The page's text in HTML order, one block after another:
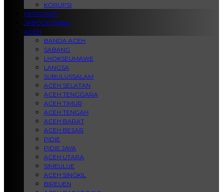
KORUPSI
PERISTIWA
JABODETABEK
ACEH
BANDA ACEH
SABANG
LHOKSEUMAWE
LANGSA
SUBULUSSALAM
ACEH SELATAN
ACEH TENGGARA
ACEH TIMUR
ACEH TENGAH
ACEH BARAT
ACEH BESAR
PIDIE
PIDIE JAYA
ACEH UTARA
SIMEULUE
ACEH SINGKIL
BIREUEN